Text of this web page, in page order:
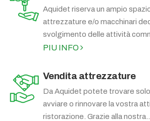
Aquidet riserva un ampio
attrezzature e/o macchinari
svolgimento delle attività
PIU INFO
Vendita attrezzature
Da Aquidet potete trovare
avviare o rinnovare la vostra
ristorazione. Grazie alla nostra...